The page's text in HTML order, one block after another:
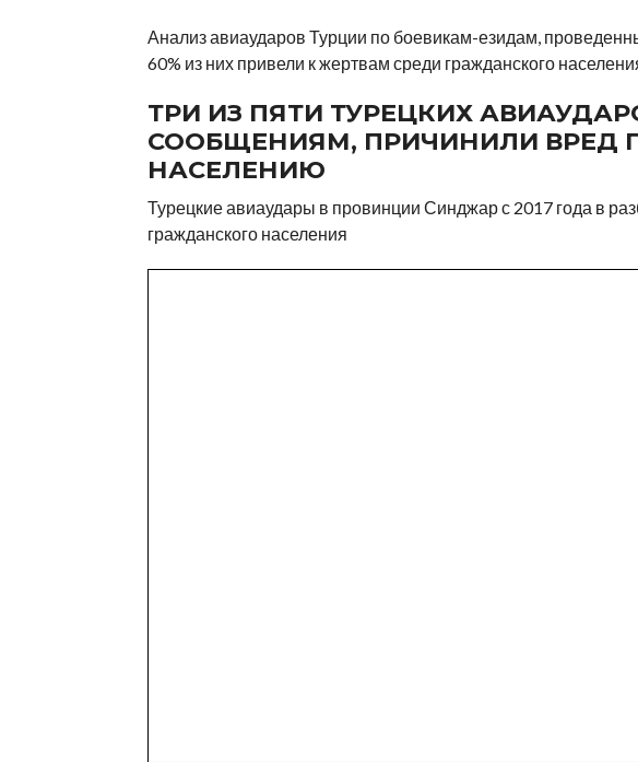
Анализ авиаударов Турции по боевикам-езидам,
60% из них привели к жертвам среди гражданского
ТРИ ИЗ ПЯТИ ТУРЕЦКИХ
СООБЩЕНИЯМ, ПРИЧИНИЛИ ВРЕД
НАСЕЛЕНИЮ
Турецкие авиаудары в провинции Синджар с 2017 года в
гражданского населения